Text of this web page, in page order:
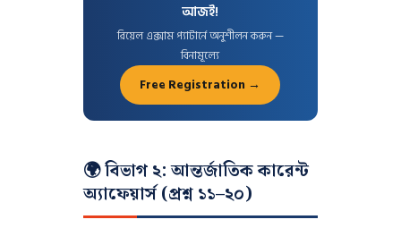
আজই!
রিয়েল এক্সাম প্যাটার্নে অনুশীলন করুন —
বিনামূল্যে
Free Registration →
🌍 বিভাগ ২: আন্তর্জাতিক কারেন্ট
অ্যাফেয়ার্স (প্রশ্ন ১১–২০)